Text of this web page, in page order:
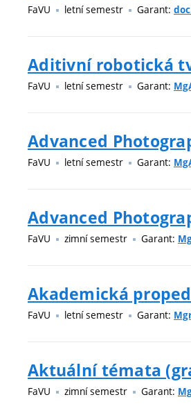
FaVU letní semestr Garant:
Aditivní robotická
FaVU letní semestr Garant:
Advanced
FaVU letní semestr Garant:
Advanced
FaVU zimní semestr Garant:
Akademická
FaVU letní semestr Garant:
Aktuální témata
FaVU zimní semestr Garant: